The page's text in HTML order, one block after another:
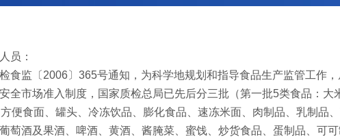
员：
食监〔2006〕365号通知，为科学地规划和指导食品生产监管工作
全市场准入制度，国家质检总局已先后分三批（第一批5类食品：大
便食面、罐头、冷冻饮品、膨化食品、速冻米面、肉制品、乳制品
萄酒及果酒、啤酒、黄酒、酱腌菜、蜜饯、炒货食品、蛋制品、可